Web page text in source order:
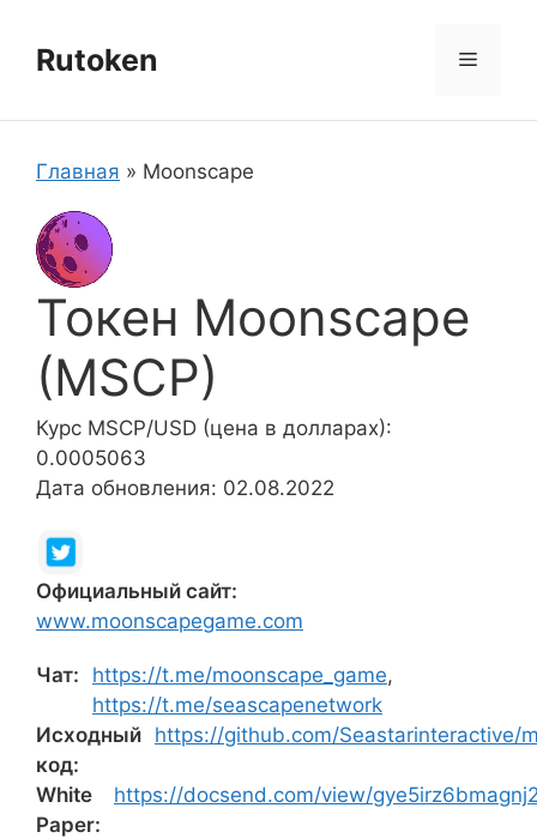
содержимому
Rutoken Меню
Главная » Moonscape
Токен Moonscape
(MSCP)
Курс MSCP/USD (цена в долларах):
0.0005063
Дата обновления: 02.08.2022
Официальный сайт:
www.moonscapegame.com
Чат: https://t.me/moonscape_game,
https://t.me/seascapenetwork
Исходный
код:
https://github.com/Seastarinteractive/
White
Paper:
https://docsend.com/view/